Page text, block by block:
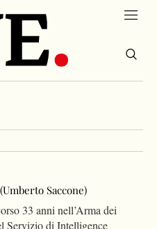
Saccone)
33 anni nell’Arma dei
Servizio di Intelligence